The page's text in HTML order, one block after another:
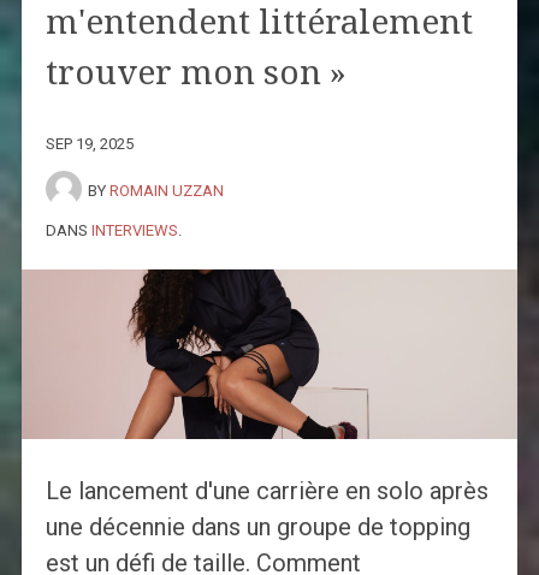
m'entendent littéralement
trouver mon son »
SEP 19, 2025
BY ROMAIN UZZAN
DANS INTERVIEWS
Le lancement d'une carrière en solo après
une décennie dans un groupe de topping
est un défi de taille. Comment